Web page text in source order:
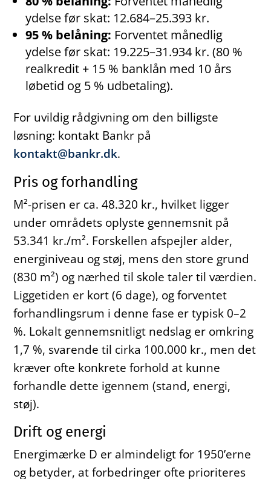
ydelse før skat: 12.684–25.393 kr.
95 % belåning: Forventet månedlig
ydelse før skat: 19.225–31.934 kr. (80 %
realkredit + 15 % banklån med 10 års
løbetid og 5 % udbetaling).
For uvildig rådgivning om den billigste
løsning: kontakt Bankr på
kontakt@bankr.dk.
Pris og forhandling
M²-prisen er ca. 48.320 kr., hvilket ligger
under områdets oplyste gennemsnit på
53.341 kr./m². Forskellen afspejler alder,
energiniveau og støj, mens den store grund
(830 m²) og nærhed til skole taler til værdien.
Liggetiden er kort (6 dage), og forventet
forhandlingsrum i denne fase er typisk 0–2
%. Lokalt gennemsnitligt nedslag er omkring
1,7 %, svarende til cirka 100.000 kr., men det
kræver ofte konkrete forhold at kunne
forhandle dette igennem (stand, energi,
støj).
Drift og energi
Energimærke D er almindeligt for 1950’erne
og betyder, at forbedringer ofte prioriteres